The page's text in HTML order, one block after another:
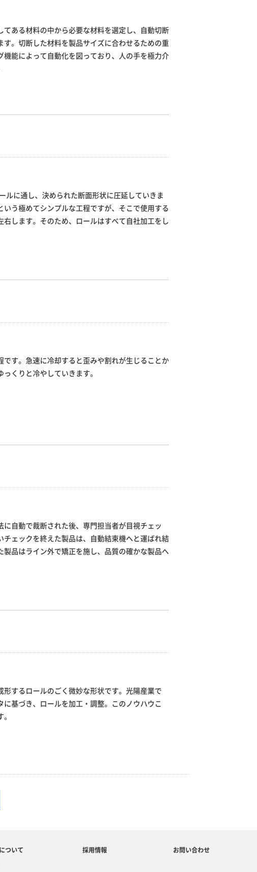
ある材料の中から必要な材料を選定し、自動切断
。切断した材料を製品サイズに合わせるための重
能によって自動化を図っており、人の手を極力介
に通し、決められた断面形状に圧延していきま
う極めてシンプルな工程ですが、そこで使用する
します。そのため、ロールはすべて自社加工をし
す。急速に冷却すると歪みや割れが生じることか
くりと冷やしていきます。
自動で裁断された後、専門担当者が目視チェッ
ェックを終えた製品は、自動結束機へと運ばれ結
品はライン外で矯正を施し、品質の確かな製品へ
するロールのごく微妙な形状です。光陽産業で
基づき、ロールを加工・調整。このノウハウこ
ついて
採用情報 お問い合わせ